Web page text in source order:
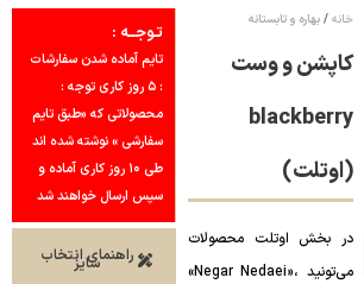
خانه بهاره و تابستانه
کاپشن و وست
blackberry
(اوتلت)
در بخش اوتلت محصولات
«Negar Nedaei»، می‌تونید
تـوجــه :
تایم آماده شدن سفارشات
: ۵ روز کاری توجه :
محصولاتی که «طبق تایم
سفارشی » نوشته شده اند
طی ۱۰ روز کاری آماده و
سپس ارسال خواهند شد
راهنمای انتخاب
سایز